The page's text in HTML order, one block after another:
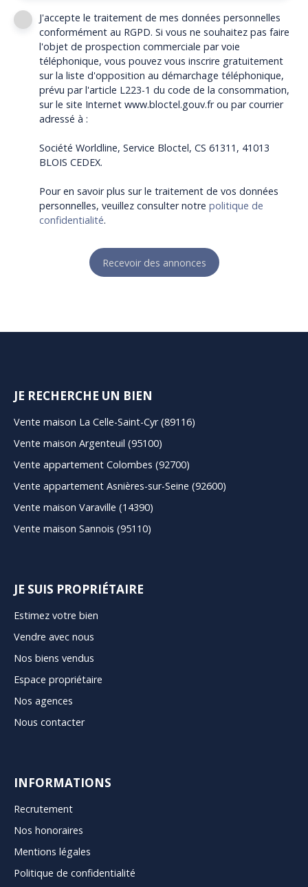
J'accepte le traitement de mes données personnelles
conformément au RGPD. Si vous ne souhaitez pas faire
l'objet de prospection commerciale par voie
téléphonique, vous pouvez vous inscrire gratuitement
sur la liste d'opposition au démarchage téléphonique,
prévu par l'article L223-1 du code de la consommation,
sur le site Internet www.bloctel.gouv.fr ou par courrier
adressé à :
Société Worldline, Service Bloctel, CS 61311, 41013
BLOIS CEDEX.
Pour en savoir plus sur le traitement de vos données
personnelles, veuillez consulter notre politique de
confidentialité.
Recevoir des annonces
JE RECHERCHE UN BIEN
Vente maison La Celle-Saint-Cyr (89116)
Vente maison Argenteuil (95100)
Vente appartement Colombes (92700)
Vente appartement Asnières-sur-Seine (92600)
Vente maison Varaville (14390)
Vente maison Sannois (95110)
JE SUIS PROPRIÉTAIRE
Estimez votre bien
Vendre avec nous
Nos biens vendus
Espace propriétaire
Nos agences
Nous contacter
INFORMATIONS
Recrutement
Nos honoraires
Mentions légales
Politique de confidentialité